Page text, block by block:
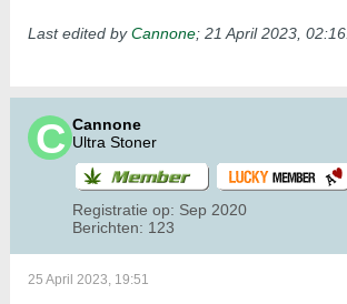
Last edited byCannone; 21 April 2023, 02:16
Cannone
Ultra Stoner
Registratie op: Sep 2020
Berichten: 123
25 April 2023, 19:51